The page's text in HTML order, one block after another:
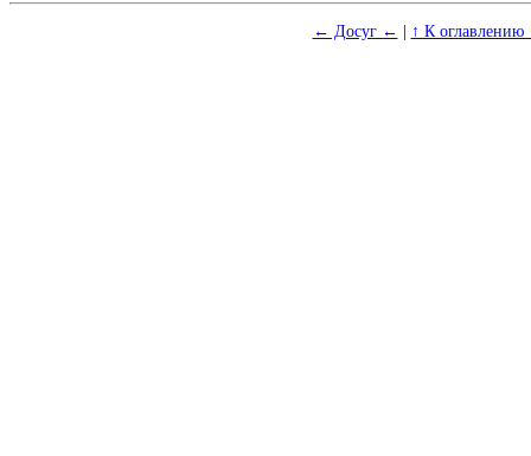
← Досуг ← | ↑ К оглавлению